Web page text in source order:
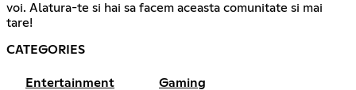
voi. Alatura-te si hai sa facem aceasta comunitate si mai
tare!
CATEGORIES
Entertainment Gaming